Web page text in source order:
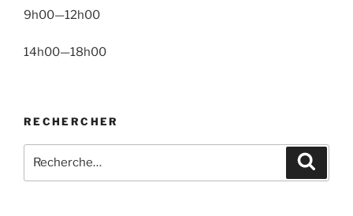
9h00—12h00
14h00—18h00
RECHERCHER
pour